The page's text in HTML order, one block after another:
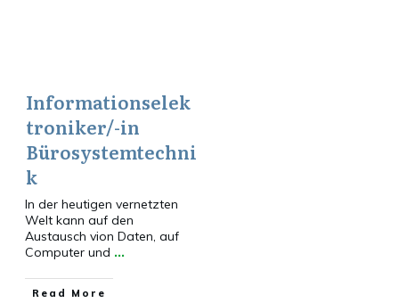
Informationselek
troniker/-in
Bürosystemtechni
k
In der heutigen vernetzten
Welt kann auf den
Austausch vion Daten, auf
Computer und ...
​Read More